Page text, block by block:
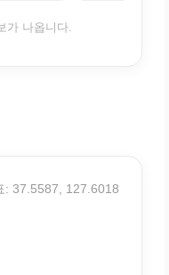
가 나옵니다.
: 37.5587, 127.6018